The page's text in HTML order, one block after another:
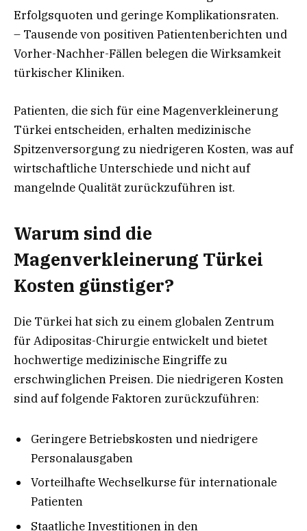
Erfolgsquoten und geringe Komplikationsraten.
– Tausende von positiven Patientenberichten und
Vorher-Nachher-Fällen belegen die Wirksamkeit
türkischer Kliniken.
Patienten, die sich für eine Magenverkleinerung
Türkei entscheiden, erhalten medizinische
Spitzenversorgung zu niedrigeren Kosten, was auf
wirtschaftliche Unterschiede und nicht auf
mangelnde Qualität zurückzuführen ist.
Warum sind die
Magenverkleinerung Türkei
Kosten günstiger?
Die Türkei hat sich zu einem globalen Zentrum
für Adipositas-Chirurgie entwickelt und bietet
hochwertige medizinische Eingriffe zu
erschwinglichen Preisen. Die niedrigeren Kosten
sind auf folgende Faktoren zurückzuführen:
Geringere Betriebskosten und niedrigere
Personalausgaben
Vorteilhafte Wechselkurse für internationale
Patienten
Staatliche Investitionen in den